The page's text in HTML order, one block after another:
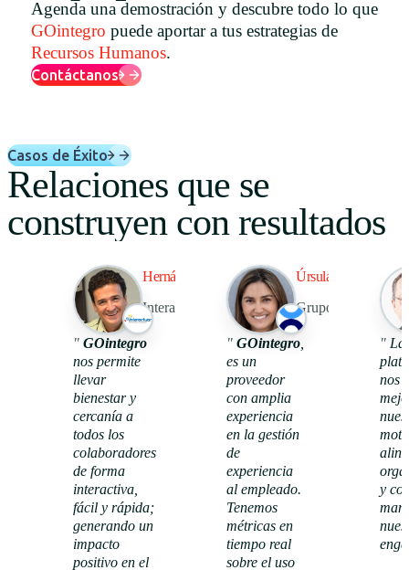
Uruguay
USA
English
Agenda una demostración y descubre todo lo que
GOintegro puede aportar a tus estrategias de
Recursos Humanos.
Contáctanos
Casos de Éxito
Relaciones que se
construyen con resultados
Hernán Ríos
Interactuar
" GOintegro
nos permite
llevar
bienestar y
cercanía a
todos los
colaboradores
de forma
interactiva,
fácil y rápida;
generando un
impacto
positivo en el
98%
beneficios
Úrsula Altet
Grupo Tawa
" GOintegro,
es un
proveedor
con amplia
experiencia
en la gestión
de
experiencia
al empleado.
Tenemos
métricas en
tiempo real
sobre el uso
" La
nos
y